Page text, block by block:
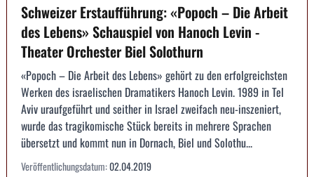
Schweizer Erstaufführung: «Popoch – Die Arbeit
des Lebens» Schauspiel von Hanoch Levin -
Theater Orchester Biel Solothurn
«Popoch – Die Arbeit des Lebens» gehört zu den erfolgreichsten
Werken des israelischen Dramatikers Hanoch Levin. 1989 in Tel
Aviv uraufgeführt und seither in Israel zweifach neu-inszeniert,
wurde das tragikomische Stück bereits in mehrere Sprachen
übersetzt und kommt nun in Dornach, Biel und Solothu...
Veröffentlichungsdatum:02.04.2019